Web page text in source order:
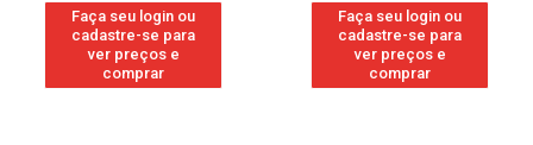
Faça seu login ou
cadastre-se para
ver preços e
comprar
Faça seu login ou
cadastre-se para
ver preços e
comprar